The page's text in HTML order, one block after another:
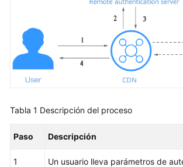
Configuración
básica
recuperación
Configuración
HTTPS
Tabla 1 Descripción del proceso
Paso Descripción
1
Un usuario lleva parámetros de